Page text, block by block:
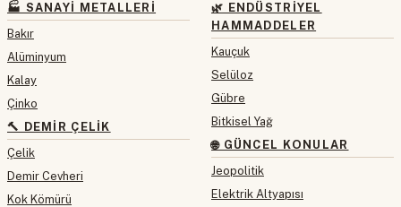
🏭 SANAYI METALLERI
Bakır
Alüminyum
Kalay
Çinko
🔨 DEMIR ÇELIK
Çelik
Demir Cevheri
Kok Kömürü
🌿 ENDÜSTRIYEL
HAMMADDELER
Kauçuk
Selüloz
Gübre
Bitkisel Yağ
🌐 GÜNCEL KONULAR
Jeopolitik
Elektrik Altyapısı